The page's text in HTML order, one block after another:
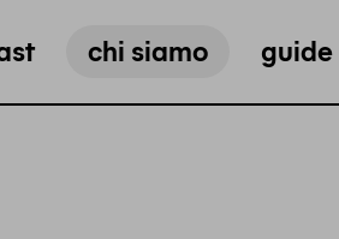
chi siamo guide